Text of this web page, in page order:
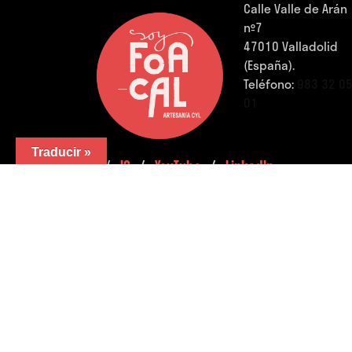
Calle Valle de Arán
nº7
47010 Valladolid
(España).
Teléfono:
FB./IG./YouTube./LinkedIn.
Traducir »